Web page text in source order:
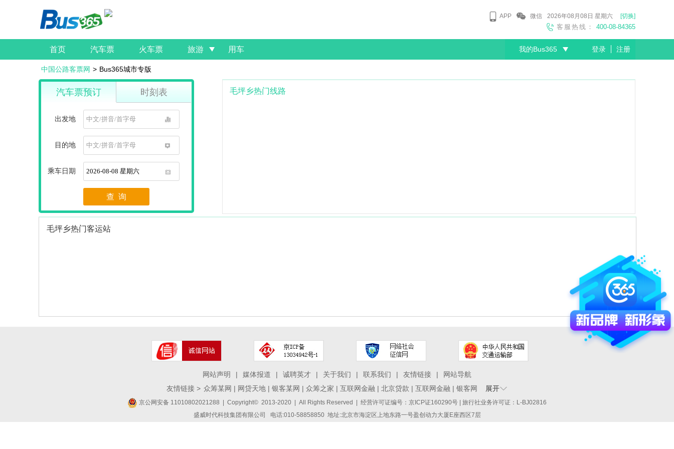
APP 微信 2026年08月08日 星期六 [切换]
客服热线： 400-08-84365
首页 汽车票 火车票 旅游 用车 我的Bus365 登录 注册
中国公路客票网 > Bus365城市专版
汽车票预订 时刻表
出发地
目的地
1
乘车日期
1
查 询
毛坪乡热门线路
毛坪乡热门客运站
网站声明 | 媒体报道 | 诚聘英才 | 关于我们 | 联系我们 | 友情链接 |
网站导航
友情链接 > 众筹某网 | 网贷天地 | 银客某网 | 众筹之家 | 互联网金融 | 北京贷款 | 互联网金融 | 银客网 展开
京公网安备 11010802021288 | Copyright© 2013-2020 | All Rights Reserved | 经营许可证编号：京ICP证160290号 | 旅行社业务许可证：L-BJ02816
盛威时代科技集团有限公司 电话:010-58858850 地址:北京市海淀区上地东路一号盈创动力大厦E座西区7层